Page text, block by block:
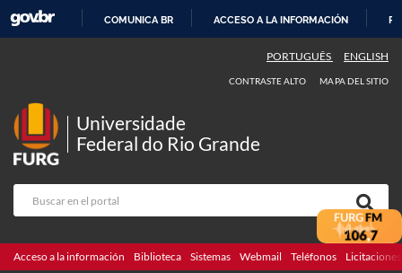
CONTENIDO
COMUNICA BR ACCESO A LA INFORMACIÓN
PORTUGUÊS ENGLISH
CONTRASTE ALTO MAPA DEL SITIO
Universidade
Federal do Rio Grande
Acceso a la información Biblioteca Sistemas Webmail Teléfonos Licitaciones